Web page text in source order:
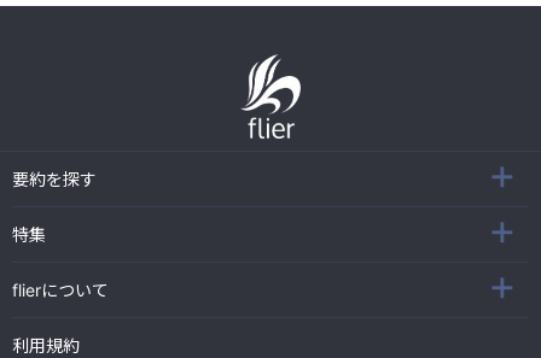
要約を探す
特集
flierについて
利用規約